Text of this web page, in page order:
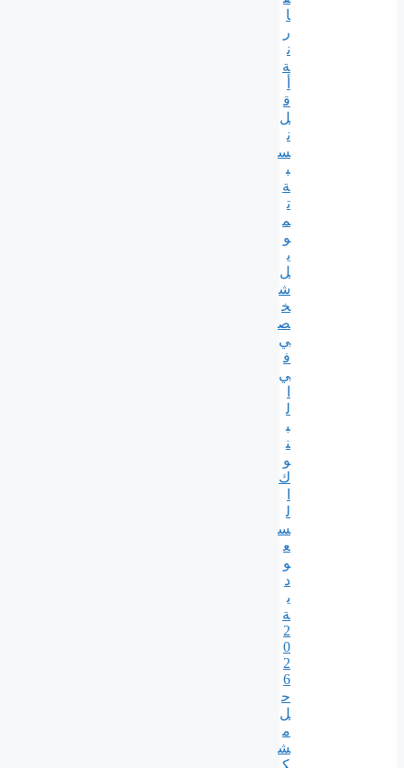
ا
ر
ن
ة
ق
ل
ن
س
ب
ة
ت
م
و
ي
ل
ش
خ
ص
ي
ف
ي
ل
ب
ن
و
ك
ل
س
ع
و
د
ي
ة
2
0
2
6
ح
ل
م
ش
ك